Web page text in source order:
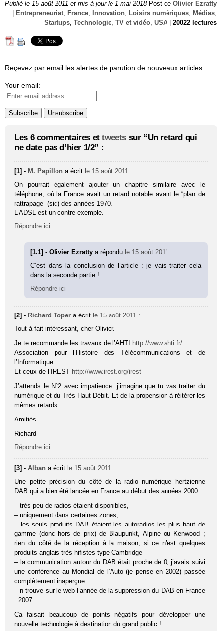
Publié le 15 août 2011 et mis à jour le 1 mai 2018 Post de Olivier Ezratty
Entrepreneuriat, France, Innovation, Loisirs numériques, Médias,
Startups, Technologie, TV et vidéo, USA 20022 lectures
Reçevez par email les alertes de parution de nouveaux articles :
Your email:
Les 6 commentaires ettweets sur “Un retard qui
ne date pas d’hier 1/2” :
[1] - M. Papillon a écrit le 15 août 2011 :
On pourrait également ajouter un chapitre similaire avec le
téléphone, où la France avait un retard notable avant le “plan de
rattrapage” (sic) des années 1970.
L’ADSL est un contre-exemple.
Répondre ici
[1.1] - Olivier Ezrattya répondu le 15 août 2011 :
C’est dans la conclusion de l’article : je vais traiter cela
dans la seconde partie !
Répondre ici
[2] - Richard Toper a écrit le 15 août 2011 :
Tout à fait intéressant, cher Olivier.
Je te recommande les travaux de l’AHTI
http://www.ahti.fr/
Association pour l’Histoire des Télécommunications et de
l’Informatique .
Et ceux de l’IREST http://www.irest.org/irest
J’attends le N°2 avec impatience: j’imagine que tu vas traiter du
numérique et du Très Haut Débit. Et de la propension à réitérer les
mêmes retards…
Amitiés
Richard
Répondre ici
[3] -Alban a écrit le 15 août 2011 :
Une petite précision du côté de la radio numérique hertzienne
DAB qui a bien été lancée en France au début des années 2000 :
– très peu de radios étaient disponibles,
– uniquement dans certaines zones,
– les seuls produits DAB étaient les autoradios les plus haut de
gamme (donc hors de prix) de Blaupunkt, Alpine ou Kenwood ;
rien du côté de la réception à la maison, si ce n’est quelques
produits anglais très hifistes type Cambridge
– la communication autour du DAB était proche de 0, j’avais suivi
une conférence au Mondial de l’Auto (je pense en 2002) passée
complètement inaperçue
– n trouve sur le web l’année de la suppression du DAB en France
: 2007.
Ca faisait beaucoup de points négatifs pour développer une
nouvelle technologie à destination du grand public !